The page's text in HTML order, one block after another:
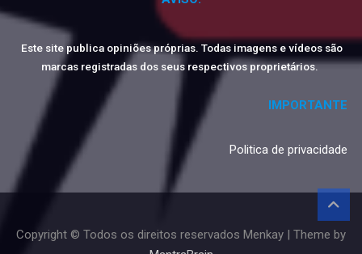
Este site publica opiniões próprias. Todas imagens e vídeos são
marcas registradas dos seus respectivos proprietários.
IMPORTANTE
Politica de privacidade
Copyright © Todos os direitos reservados Menkay | Theme by